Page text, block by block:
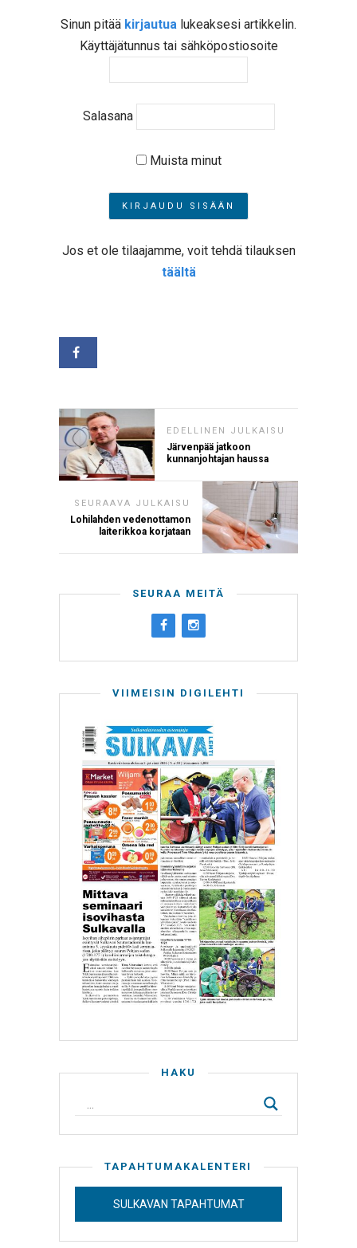
Sinun pitää kirjautua lukeaksesi artikkelin.
Käyttäjätunnus tai sähköpostiosoite
Salasana
Muista minut
Jos et ole tilaajamme, voit tehdä tilauksen
täältä
EDELLINEN JULKAISU
Järvenpää jatkoon
kunnanjohtajan haussa
SEURAAVA JULKAISU
Lohilahden vedenottamon
laiterikkoa korjataan
SEURAA MEITÄ
VIIMEISIN DIGILEHTI
HAKU
TAPAHTUMAKALENTERI
SULKAVAN TAPAHTUMAT